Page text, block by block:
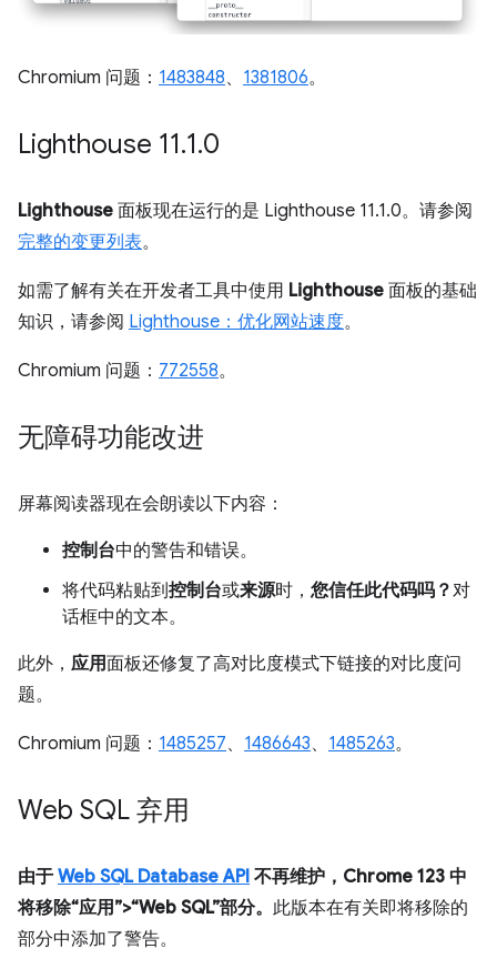
Chromium 问题： 1483848、 1381806。
Lighthouse 11.1.0
Lighthouse 面板现在运行的是 Lighthouse 11.1.0。请参阅
完整的变更列表。
如需了解有关在开发者工具中使用 Lighthouse 面板的基础
知识，请参阅 Lighthouse：优化网站速度。
Chromium 问题： 772558。
无障碍功能改进
屏幕阅读器现在会朗读以下内容：
控制台中的警告和错误。
将代码粘贴到控制台或来源时， 您信任此代码吗？对
话框中的文本。
此外， 应用面板还修复了高对比度模式下链接的对比度问
题。
Chromium 问题： 1485257、 1486643、 1485263。
Web SQL 弃用
由于 Web SQL Database API 不再维护， Chrome 123 中
将移除“应用”>“Web SQL”部分。 此版本在有关即将移除的
部分中添加了警告。